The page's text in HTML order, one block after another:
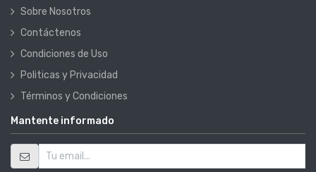
Sobre Nosotros
Contáctenos
Condiciones de Uso
Politicas y Privacidad
Términos y Condiciones
Mantente informado